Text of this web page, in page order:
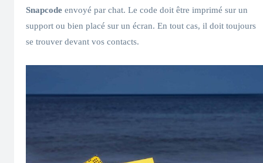
Snapcode envoyé par chat. Le code doit être imprimé sur un
support ou bien placé sur un écran. En tout cas, il doit toujours
se trouver devant vos contacts.